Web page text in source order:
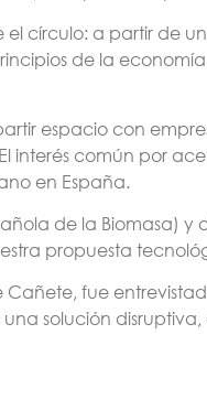
círculo: a partir de
de la
espacio con
interés común por
en España.
de la Biomasa)
propuesta
Cañete, fue
solución